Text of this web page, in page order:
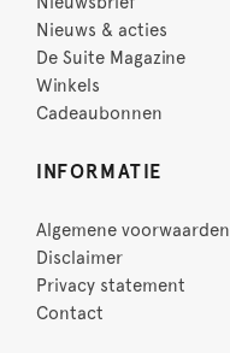
Nieuws & acties
De Suite Magazine
Winkels
Cadeaubonnen
INFORMATIE
Algemene voorwaarden
Disclaimer
Privacy statement
Contact